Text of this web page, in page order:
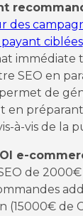
des
ciblées
immédiate
SEO en
de
en
à-vis de la
e-
de
(15000€ de